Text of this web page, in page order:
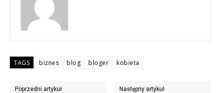
TAGS biznes blog bloger kobieta
Poprzedni artykuł Następny artykuł